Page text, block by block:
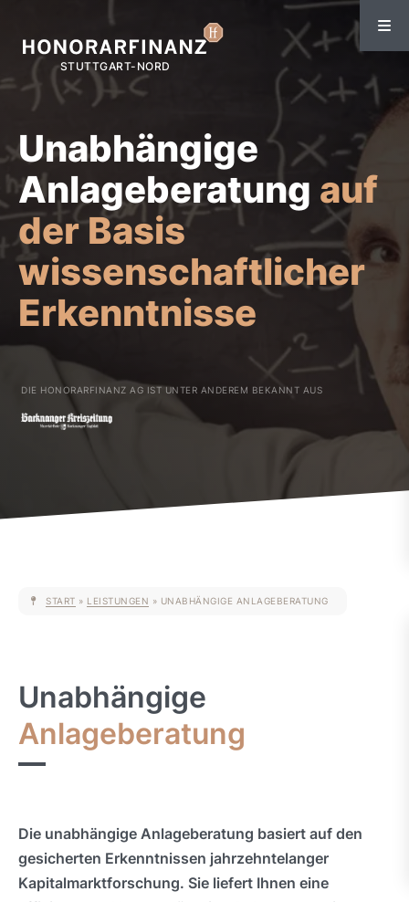
Unabhängige
Anlage­beratung auf
der Basis
wissenschaft­licher
Erkenntnisse
START » LEISTUNGEN » UNABHÄNGIGE ANLAGEBERATUNG
Unabhängige
Anlageberatung
Die unabhängige Anlageberatung basiert auf den
gesicherten Erkenntnissen jahrzehntelanger
Kapitalmarktforschung. Sie liefert Ihnen eine